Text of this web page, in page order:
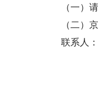
（一）请
（二）京
联系人：
官 涛
王 琳